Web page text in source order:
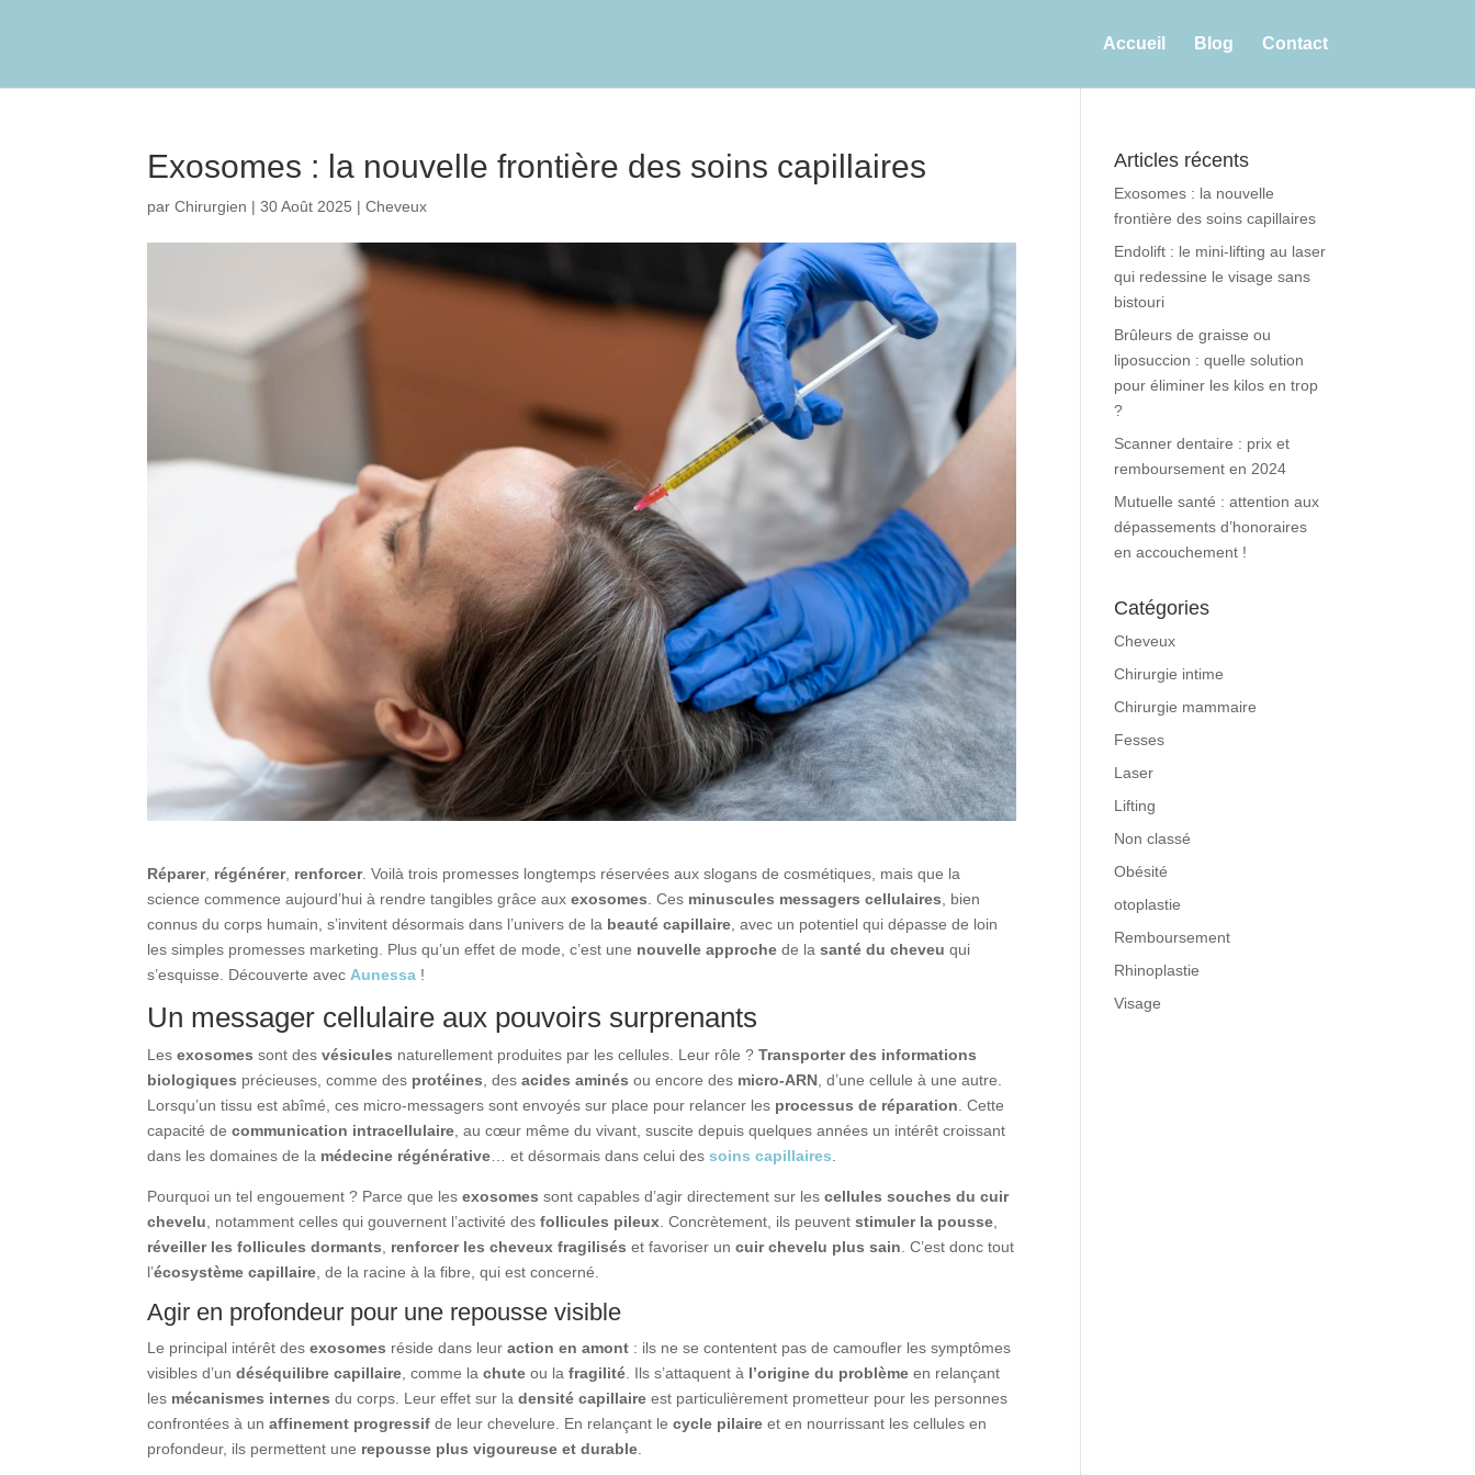
Accueil Blog Contact
Exosomes : la nouvelle frontière des soins capillaires
parChirurgien |30 Août 2025 |Cheveux
Réparer, régénérer, renforcer. Voilà trois promesses longtemps réservées aux slogans de cosmétiques, mais que la
science commence aujourd’hui à rendre tangibles grâce auxexosomes. Ces minuscules messagers cellulaires, bien
connus du corps humain, s’invitent désormais dans l’univers de la beauté capillaire, avec un potentiel qui dépasse de loin
les simples promesses marketing. Plus qu’un effet de mode, c’est une nouvelle approche de lasanté du cheveu qui
s’esquisse. Découverte avecAunessa !
Un messager cellulaire aux pouvoirs surprenants
Lesexosomes sont desvésicules naturellement produites par les cellules. Leur rôle ?Transporter des informations
biologiques précieuses, comme des protéines, desacides aminés ou encore des micro-ARN, d’une cellule à une autre.
Lorsqu’un tissu est abîmé, ces micro-messagers sont envoyés sur place pour relancer les processus de réparation. Cette
capacité decommunication intracellulaire, au cœur même du vivant, suscite depuis quelques années un intérêt croissant
dans les domaines de la médecine régénérative… et désormais dans celui dessoins capillaires.
Pourquoi un tel engouement ? Parce que lesexosomes sont capables d’agir directement sur lescellules souches du cuir
chevelu, notamment celles qui gouvernent l’activité desfollicules pileux. Concrètement, ils peuventstimuler la pousse,
réveiller les follicules dormants, renforcer les cheveux fragilisés et favoriser uncuir chevelu plus sain. C’est donc tout
l’écosystème capillaire, de la racine à la fibre, qui est concerné.
Agir en profondeur pour une repousse visible
Le principal intérêt desexosomes réside dans leuraction en amont : ils ne se contentent pas de camoufler les symptômes
visibles d’undéséquilibre capillaire, comme lachute ou lafragilité. Ils s’attaquent à l’origine du problème en relançant
les mécanismes internes du corps. Leur effet sur ladensité capillaire est particulièrement prometteur pour les personnes
confrontées à unaffinement progressif de leur chevelure. En relançant lecycle pilaire et en nourrissant les cellules en
profondeur, ils permettent une repousse plus vigoureuse et durable.
Articles récents
Exosomes : la nouvelle
frontière des soins capillaires
Endolift : le mini-lifting au laser
qui redessine le visage sans
bistouri
Brûleurs de graisse ou
liposuccion : quelle solution
pour éliminer les kilos en trop
?
Scanner dentaire : prix et
remboursement en 2024
Mutuelle santé : attention aux
dépassements d’honoraires
en accouchement !
Catégories
Cheveux
Chirurgie intime
Chirurgie mammaire
Fesses
Laser
Lifting
Non classé
Obésité
otoplastie
Remboursement
Rhinoplastie
Visage